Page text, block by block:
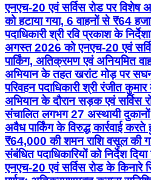
एनएच-20 एवं सर्विस रोड पर विशेष
को हटाया गया, 6 वाहनों से ₹64
पदाधिकारी श्री रवि प्रकाश के
अगस्त 2026 को एनएच-20 एवं
पार्किंग, अतिक्रमण एवं अनियमित
अभियान के तहत खरांट मोड़ पर सघन
परिवहन पदाधिकारी श्री रंजीत
अभियान के दौरान सड़क एवं सर्विस
संचालित लगभग 27 अस्थायी दुकानों
अवैध पार्किंग के विरुद्ध कार्रवाई
₹64,000 की शमन राशि वसूल की
संबंधित पदाधिकारियों को निर्देश
एनएच-20 एवं सर्विस रोड के किनारे